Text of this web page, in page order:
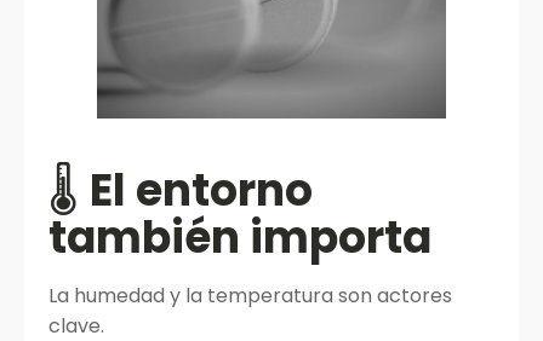
🌡️ El entorno
también importa
La humedad y la temperatura son actores
clave.